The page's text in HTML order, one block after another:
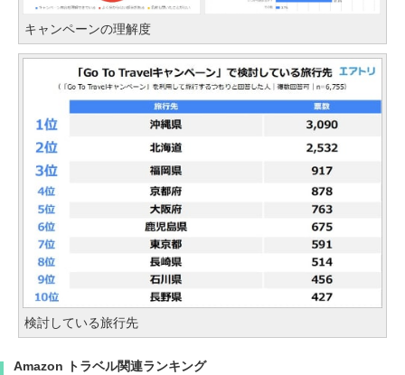
キャンペーンの理解度
検討している旅行先
Amazon トラベル関連ランキング